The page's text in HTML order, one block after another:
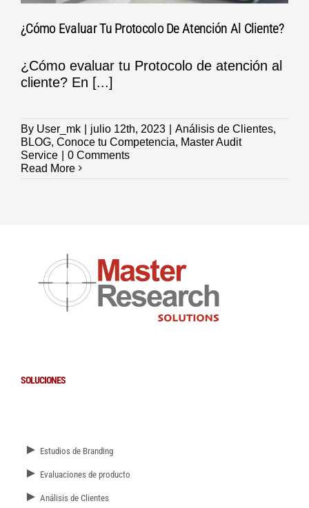
¿Cómo Evaluar Tu Protocolo De Atención Al Cliente?
¿Cómo evaluar tu Protocolo de atención al
cliente? En [...]
By User_mk julio 12th, 2023 Análisis de Clientes,
BLOG, Conoce tu Competencia, Master Audit
Service
0 Comments
Read More
SOLUCIONES
► Estudios de Branding
► Evaluaciones de producto
► Análisis de Clientes